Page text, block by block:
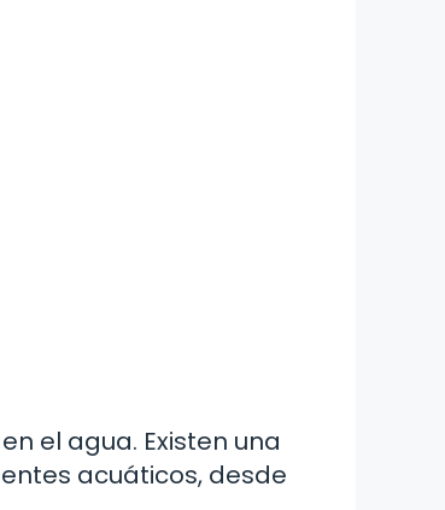
el agua. Existen una
acuáticos, desde